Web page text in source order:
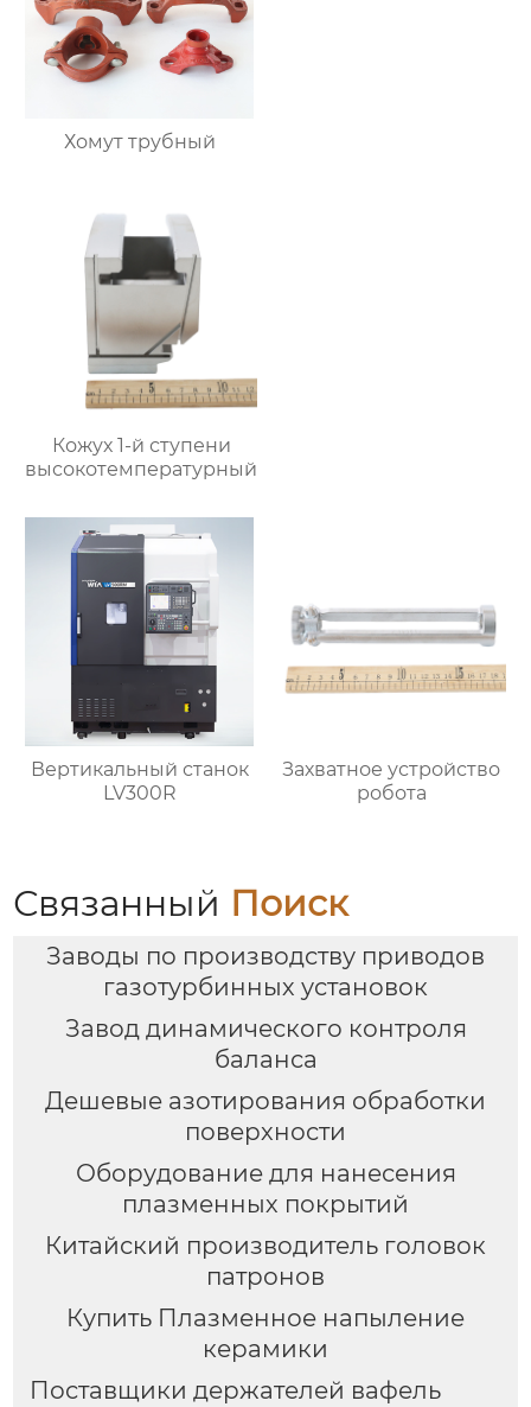
Хомут трубный
Кожух 1-й ступени
высокотемпературный
Вертикальный станок
LV300R
Захватное устройство
робота
Связанный Поиск
Заводы по производству приводов
газотурбинных установок
Завод динамического контроля
баланса
Дешевые азотирования обработки
поверхности
Оборудование для нанесения
плазменных покрытий
Китайский производитель головок
патронов
Купить Плазменное напыление
керамики
Поставщики держателей вафель